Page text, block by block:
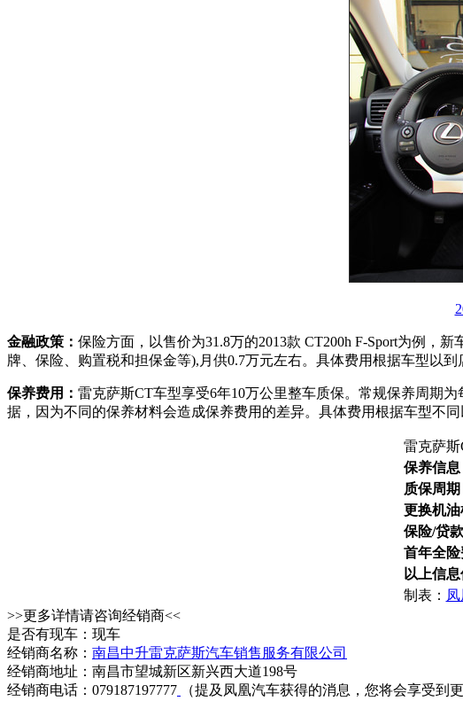
金融政策： 保险方面，以售价为31.8万的2013款 CT200h F-Sport为例，
牌、保险、购置税和担保金等),月供0.7万元左右。具体费用根据车型以到
保养费用： 雷克萨斯CT车型享受6年10万公里整车质保。常规保养周期
据，因为不同的保养材料会造成保养费用的差异。具体费用根据车型不同
雷克萨
保养信息
质保周期
更换机油
保险/贷款
首年全险
以上信
制表：
>>更多详情请咨询经销商<<
是否有现车：现车
经销商名称： 南昌中升雷克萨斯汽车销售服务有限公司
经销商地址：南昌市望城新区新兴西大道198号
经销商电话：079187197777
（提及凤凰汽车获得的消息，您将会享受到